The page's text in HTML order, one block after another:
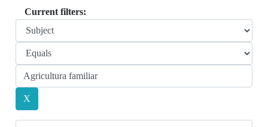
Current filters: